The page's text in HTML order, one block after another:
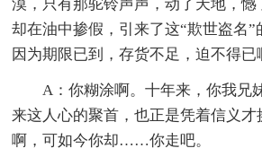
漠，只有那驼铃声声，动了天地，
却在油中掺假，引来了这“欺世盗名”
因为期限已到，存货不足，迫不得已
A：你糊涂啊。十年来，你我兄
来这人心的聚首，也正是凭着信义才
啊，可如今你却……你走吧。